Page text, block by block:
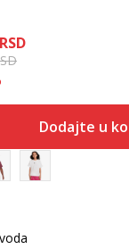
RSD
Dodajte u